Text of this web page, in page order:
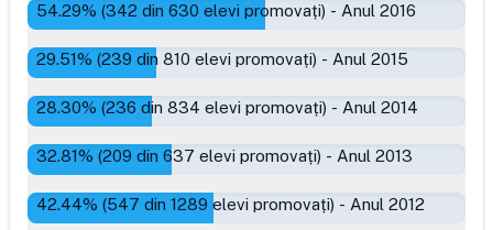
54.29% (342 din 630 elevi promovați) - Anul 2016
29.51% (239 din 810 elevi promovați) - Anul 2015
28.30% (236 din 834 elevi promovați) - Anul 2014
32.81% (209 din 637 elevi promovați) - Anul 2013
42.44% (547 din 1289 elevi promovați) - Anul 2012